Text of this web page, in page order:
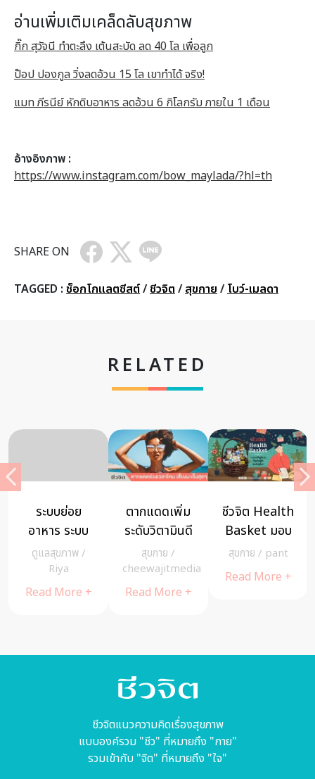
อ่านเพิ่มเติมเคล็ดลับสุขภาพ
กิ๊ก สุวัจนี ทำตะลึง เต้นสะบัด ลด 40 โล เพื่อลูก
ป๊อป ปองกูล วิ่งลดอ้วน 15 โล เขาทำได้ จริง!
แมท ภีรนีย์ หักดิบอาหาร ลดอ้วน 6 กิโลกรัม ภายใน 1 เดือน
อ้างอิงภาพ :
https://www.instagram.com/bow_maylada/?hl=th
SHARE ON
TAGGED : ช็อกโกแลตซีสต์/ชีวจิต / สุขกาย / โบว์-เมลดา
RELATED
ระบบย่อย
อาหาร ระบบ
อวัยวะที่สำคัญ
สำหรับ
ร่างกาย
ดูแลสุขภาพ/
Riya
Read More +
ตากแดดเพิ่ม
ระดับวิตามินดี
ในร่างกาย
สุขกาย /
cheewajitmedia
Read More +
ชีวจิต Health
Basket มอบ
ความสุขส่ง
ท้ายปี 2019
สุขกาย / pant
Read More +
ชีวจิตแนวความคิดเรื่องสุขภาพ
แบบองค์รวม "ชีว" ที่หมายถึง "กาย"
รวมเข้ากับ "จิต" ที่หมายถึง "ใจ"